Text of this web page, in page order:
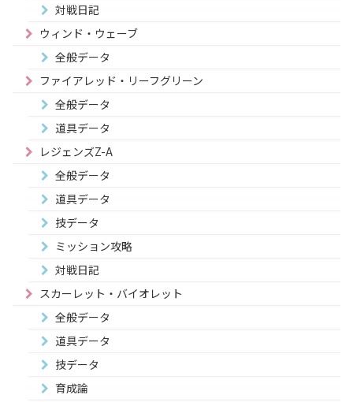
対戦日記
ウィンド・ウェーブ
全般データ
ファイアレッド・リーフグリーン
全般データ
道具データ
レジェンズZ-A
全般データ
道具データ
技データ
ミッション攻略
対戦日記
スカーレット・バイオレット
全般データ
道具データ
技データ
育成論